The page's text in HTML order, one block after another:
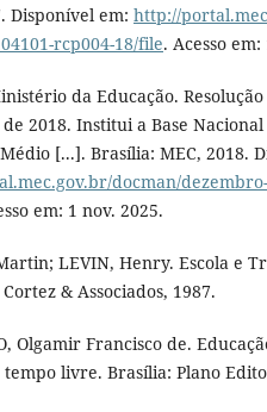
Disponível em: http://
rcp004-18/file. Acesso
da Educação. Resolução
2018. Institui a Base
[...]. Brasília: MEC, 2018.
docman/
em: 1 nov. 2025.
LEVIN, Henry. Escola e
& Associados, 1987.
Olgamir Francisco de.
livre. Brasília: Plano